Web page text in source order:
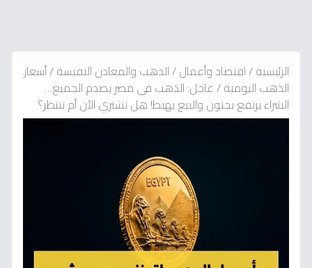
الرئيسية/اقتصاد وأعمال/الذهب والمعادن النفيسة/أسعار
الذهب اليومية/عاجل: الذهب في مصر يصدم الجميع…
الشراء يرتفع بجنون والبيع يهبط! هل تشتري الآن أم تنتظر؟